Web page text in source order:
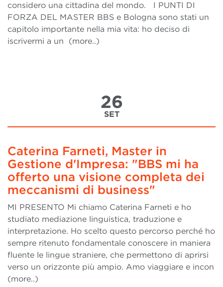
considero una cittadina del mondo. I PUNTI DI
FORZA DEL MASTER BBS e Bologna sono stati un
capitolo importante nella mia vita: ho deciso di
iscrivermi a un (more..)
26
SET
Caterina Farneti, Master in
Gestione d'Impresa: "BBS mi ha
offerto una visione completa dei
meccanismi di business"
MI PRESENTO Mi chiamo Caterina Farneti e ho
studiato mediazione linguistica, traduzione e
interpretazione. Ho scelto questo percorso perché ho
sempre ritenuto fondamentale conoscere in maniera
fluente le lingue straniere, che permettono di aprirsi
verso un orizzonte più ampio. Amo viaggiare e incon
(more..)